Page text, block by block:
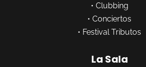
• Clubbing
• Conciertos
• Festival Tributos
La Sala